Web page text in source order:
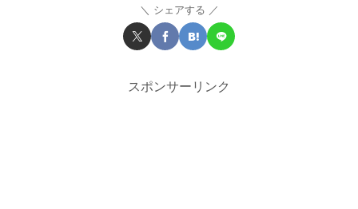
シェアする
スポンサーリンク